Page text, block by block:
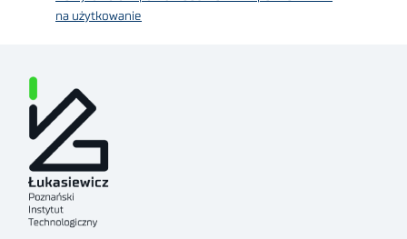
na użytkowanie